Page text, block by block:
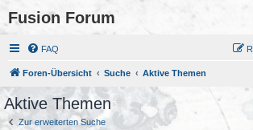
Fusion Forum
FAQ
Foren-Übersicht Suche Aktive Themen
Aktive Themen
Zur erweiterten Suche